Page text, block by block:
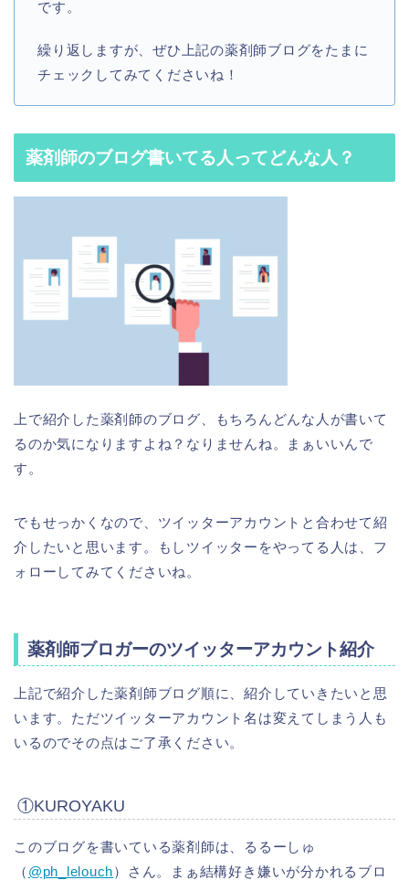
です。
繰り返しますが、ぜひ上記の薬剤師ブログをたまに
チェックしてみてくださいね！
薬剤師のブログ書いてる人ってどんな人？
上で紹介した薬剤師のブログ、もちろんどんな人が書いて
るのか気になりますよね？なりませんね。まぁいいんで
す。
でもせっかくなので、ツイッターアカウントと合わせて紹
介したいと思います。もしツイッターをやってる人は、フ
ォローしてみてくださいね。
薬剤師ブロガーのツイッターアカウント紹介
上記で紹介した薬剤師ブログ順に、紹介していきたいと思
います。ただツイッターアカウント名は変えてしまう人も
いるのでその点はご了承ください。
①KUROYAKU
このブログを書いている薬剤師は、るるーしゅ
（ @ph_lelouch）さん。まぁ結構好き嫌いが分かれるブロ